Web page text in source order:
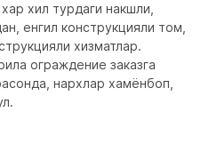
хил турдаги накшли,
енгил конструкцияли том,
хизматлар.
ограждение заказга
нархлар хамёнбоп,